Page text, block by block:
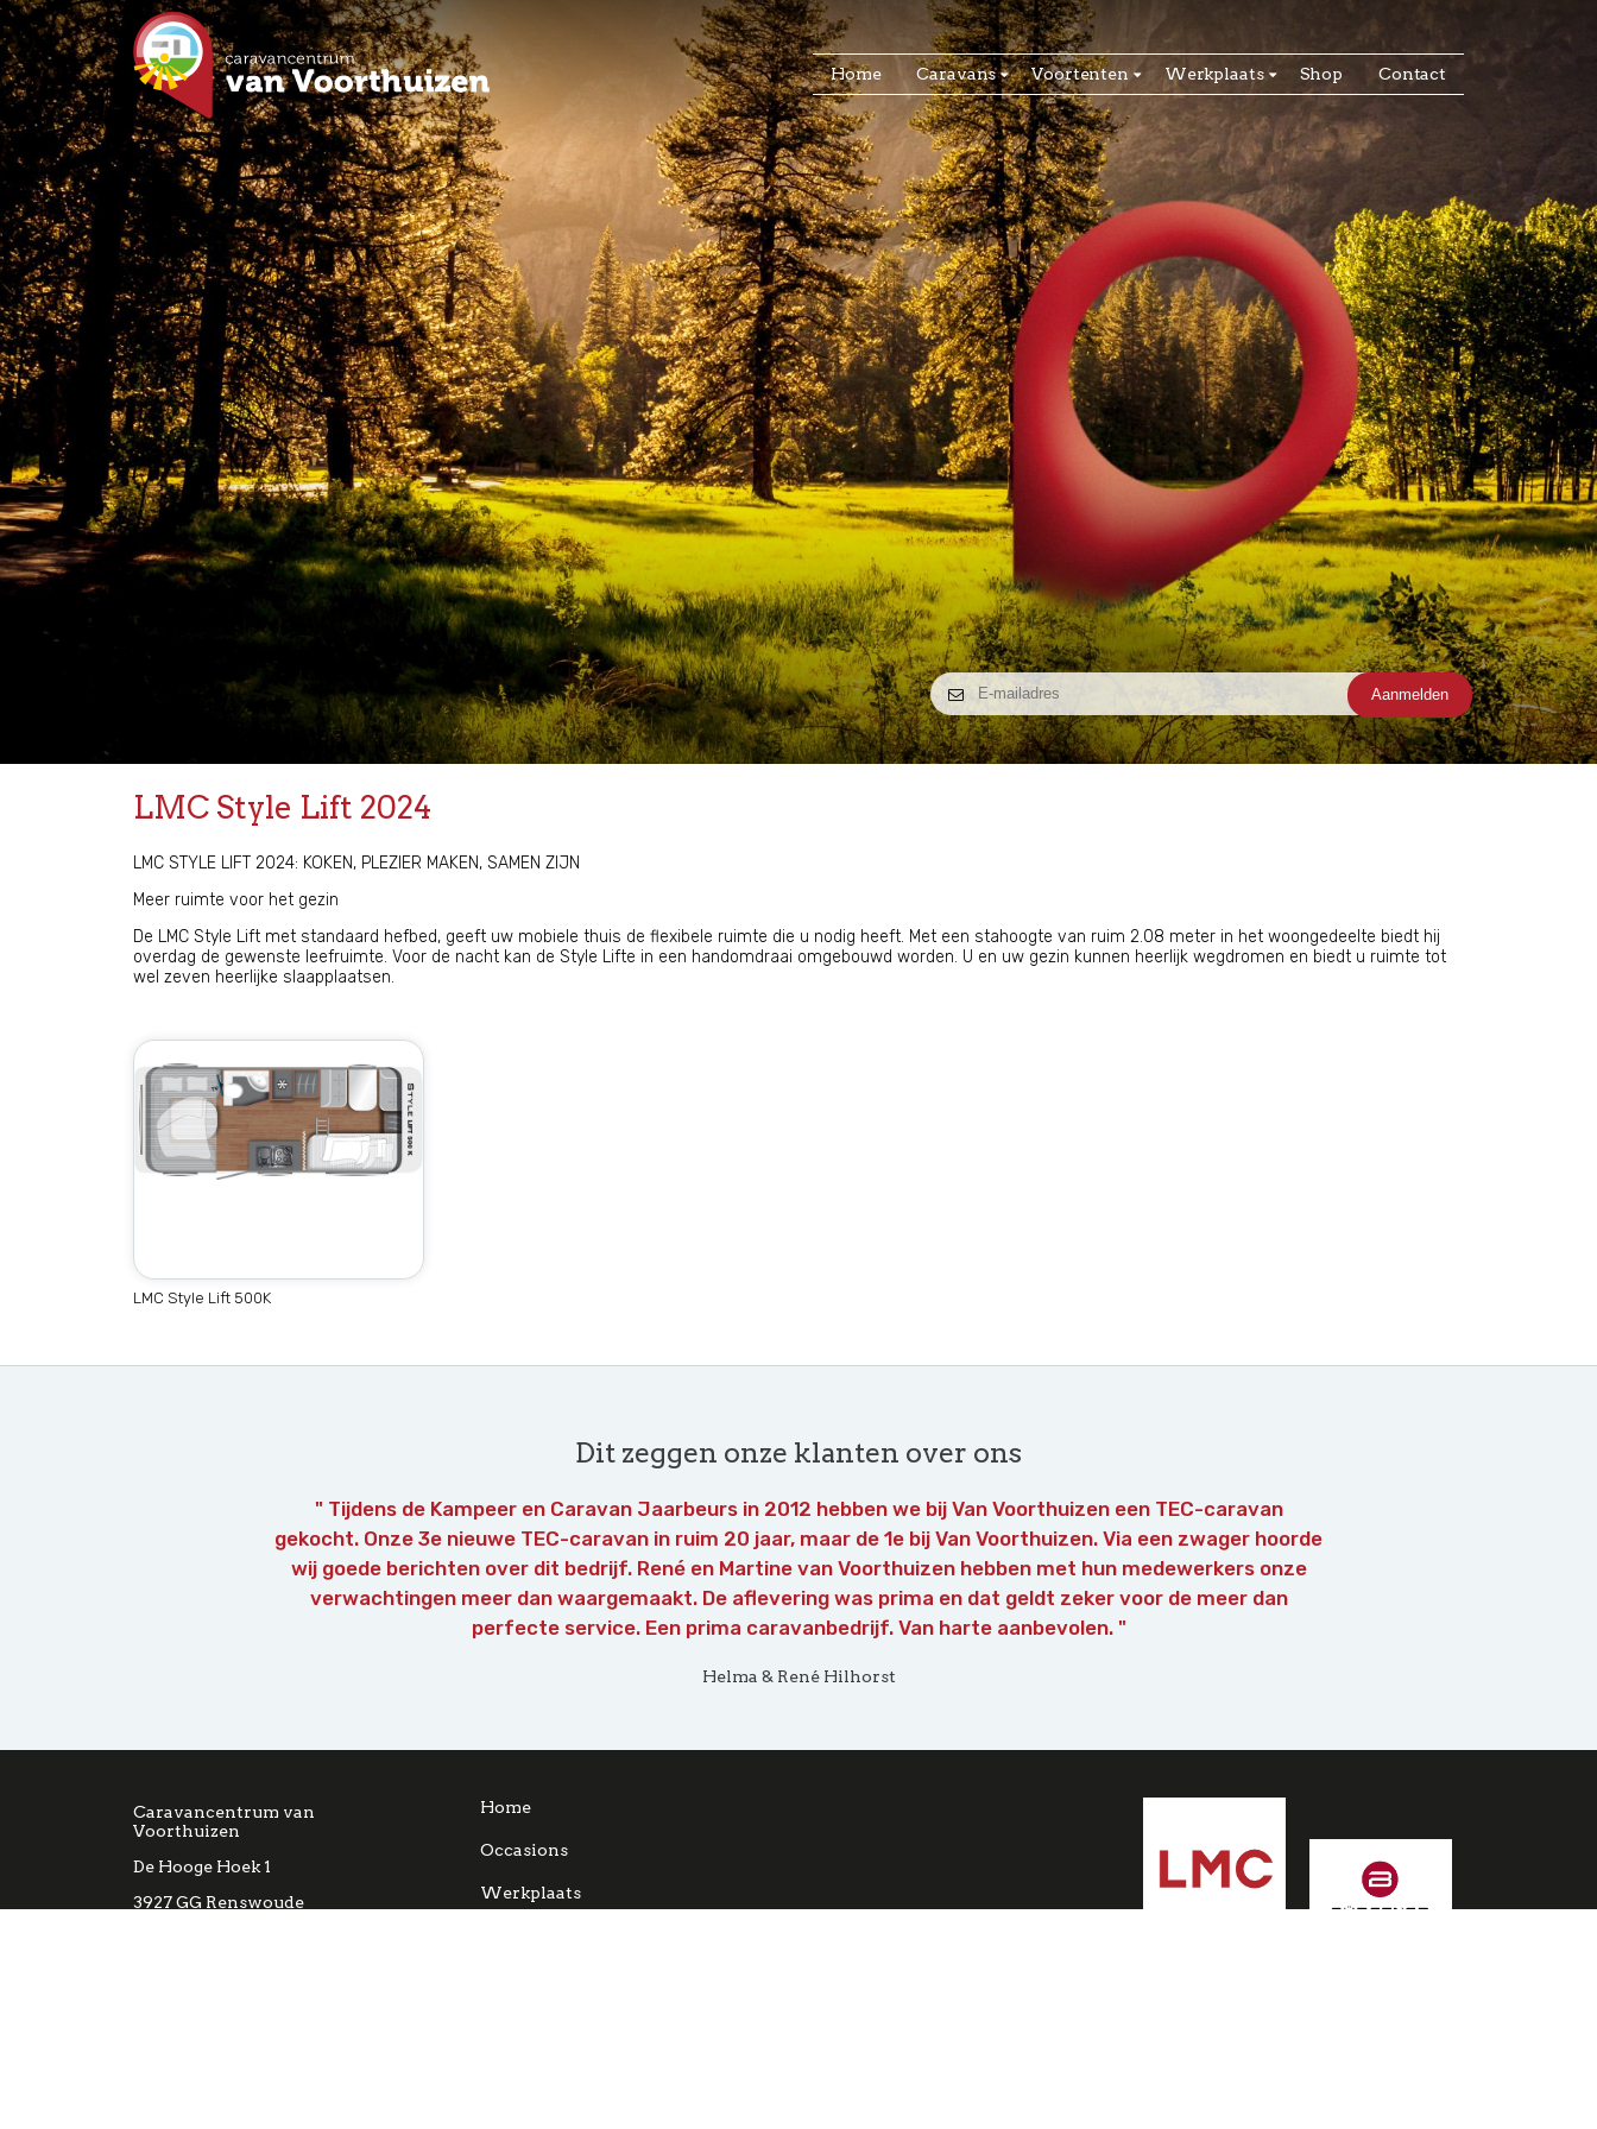
Home Caravans Voortenten Werkplaats Shop Contact
LMC Style Lift 2024
LMC STYLE LIFT 2024: KOKEN, PLEZIER MAKEN, SAMEN ZIJN
Meer ruimte voor het gezin
De LMC Style Lift met standaard hefbed, geeft uw mobiele thuis de flexibele ruimte die u nodig heeft. Met een stahoogte van ruim 2.08 meter in het woongedeelte biedt hij
overdag de gewenste leefruimte. Voor de nacht kan de Style Lifte in een handomdraai omgebouwd worden. U en uw gezin kunnen heerlijk wegdromen en biedt u ruimte tot
wel zeven heerlijke slaapplaatsen.
LMC Style Lift 500K
Dit zeggen onze klanten over ons
" Tijdens de Kampeer en Caravan Jaarbeurs in 2012 hebben we bij Van Voorthuizen een TEC-caravan
gekocht. Onze 3e nieuwe TEC-caravan in ruim 20 jaar, maar de 1e bij Van Voorthuizen. Via een zwager hoorde
wij goede berichten over dit bedrijf. René en Martine van Voorthuizen hebben met hun medewerkers onze
verwachtingen meer dan waargemaakt. De aflevering was prima en dat geldt zeker voor de meer dan
perfecte service. Een prima caravanbedrijf. Van harte aanbevolen. "
Helma & René Hilhorst
Caravancentrum van
Voorthuizen
De Hooge Hoek 1
3927 GG Renswoude
Home
Occasions
Werkplaats